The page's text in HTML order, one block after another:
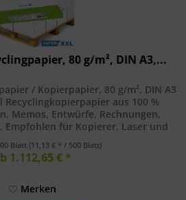
80 g/m², DIN A3,...
/ Kopierpapier, 80 g/m², DIN A3
Recyclingkopierpapier aus 100 %
Memos, Entwürfe, Rechnungen,
für Kopierer, Laser und
Blatt (11,13 € * / 500 Blatt)
1.112,65 € *
Merken